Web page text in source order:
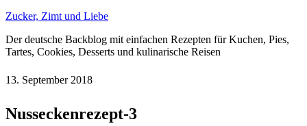
Zucker, Zimt und Liebe
Der deutsche Backblog mit einfachen Rezepten für Kuchen, Pies,
Tartes, Cookies, Desserts und kulinarische Reisen
13. September 2018
Nusseckenrezept-3